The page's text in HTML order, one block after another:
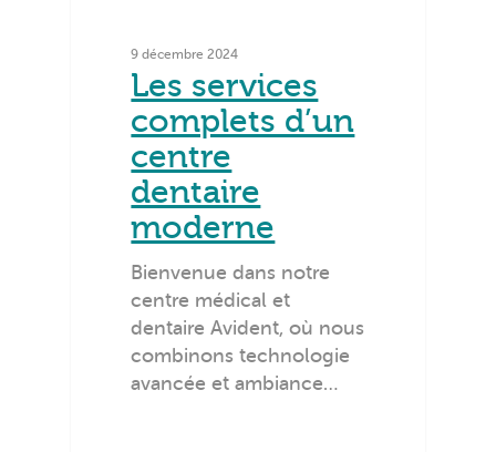
9 décembre 2024
Les services
complets d’un
centre
dentaire
moderne
Bienvenue dans notre
centre médical et
dentaire Avident, où nous
combinons technologie
avancée et ambiance…